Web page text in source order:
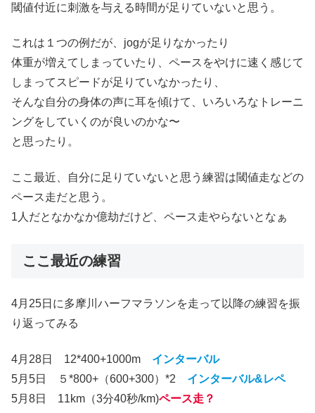
閾値付近に刺激を与える時間が足りていないと思う。
これは１つの例だが、jogが足りなかったり
体重が増えてしまっていたり、ペースをやけに速く感じて
しまってスピードが足りていなかったり、
そんな自分の身体の声に耳を傾けて、いろいろなトレーニ
ングをしていくのが良いのかな〜
と思ったり。
ここ最近、自分に足りていないと思う練習は閾値走などの
ペース走だと思う。
1人だとなかなか億劫だけど、ペース走やらないとなぁ
ここ最近の練習
4月25日に多摩川ハーフマラソンを走って以降の練習を振
り返ってみる
4月28日 12*400+1000m インターバル
5月5日 ５*800+（600+300）*2 インターバル&レペ
5月8日 11km（3分40秒/km)ペース走？